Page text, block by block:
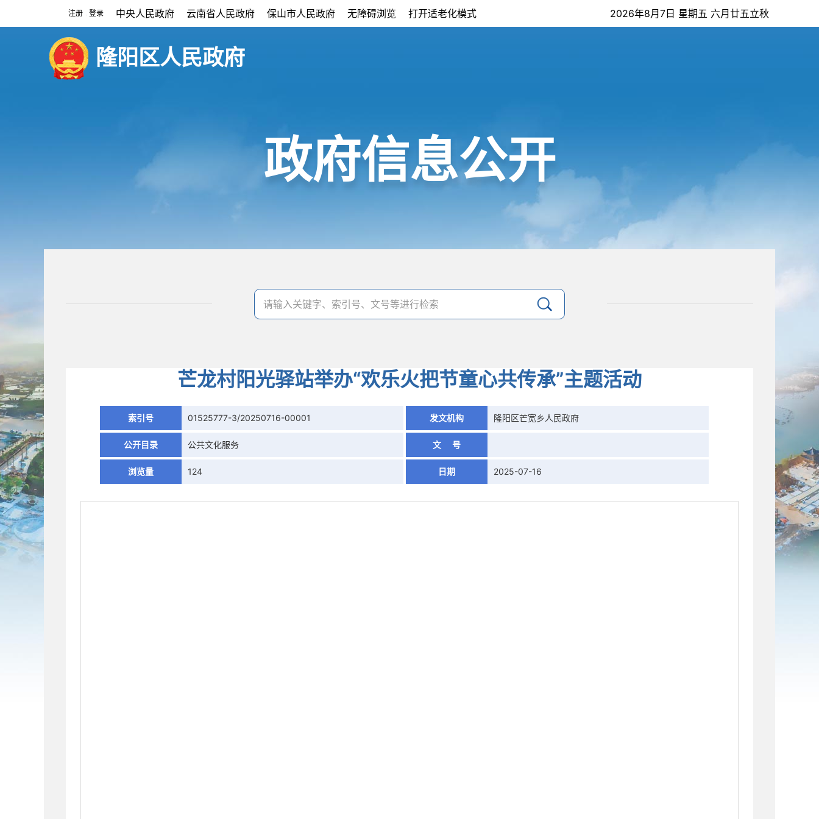
注册 登录 中央人民政府 云南省人民政府 保山市人民政府 无障碍浏览 打开适老化模式 2026年8月7日 星期五 六月廿五立秋
隆阳区人民政府
政府信息公开
芒龙村阳光驿站举办“欢乐火把节童心共传承”主题活动
索引号 01525777-3/20250716-00001 发文机构 隆阳区芒宽乡人民政府
公开目录 公共文化服务 文 号
浏览量 124 日期 2025-07-16